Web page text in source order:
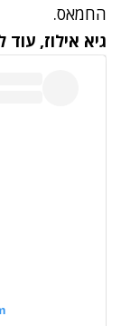
החמאס.
גיא אילוז,